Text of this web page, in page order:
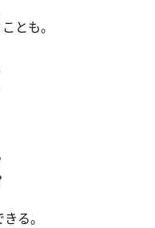
とも。
る。